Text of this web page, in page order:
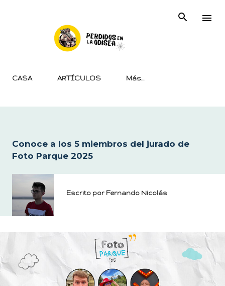
CASA ARTÍCULOS Más…
Conoce a los 5 miembros del jurado de
Foto Parque 2025
Escrito por Fernando Nicolás